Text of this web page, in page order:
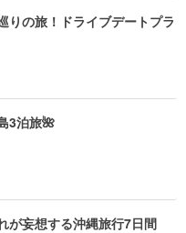
りの旅！ドライブデートプラ
3泊旅🌺
が妄想する沖縄旅行7日間